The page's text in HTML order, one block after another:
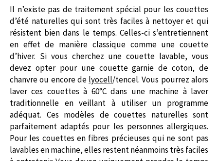
Il n’existe pas de traitement spécial pour les couettes
d’été naturelles qui sont très faciles à nettoyer et qui
résistent bien dans le temps. Celles-ci s’entretiennent
en effet de manière classique comme une couette
d’hiver. Si vous cherchez une couette lavable, vous
devez opter pour une couette garnie de coton, de
chanvre ou encore de lyocell/tencel. Vous pourrez alors
laver ces couettes à 60°C dans une machine à laver
traditionnelle en veillant à utiliser un programme
adéquat. Ces modèles de couettes naturelles sont
parfaitement adaptés pour les personnes allergiques.
Pour les couettes en fibres précieuses qui ne sont pas
lavables en machine, elles restent néanmoins très faciles